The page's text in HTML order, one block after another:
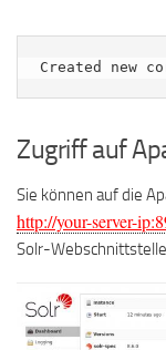
Zugriff auf
Sie können auf die
http://your-server-
Solr-